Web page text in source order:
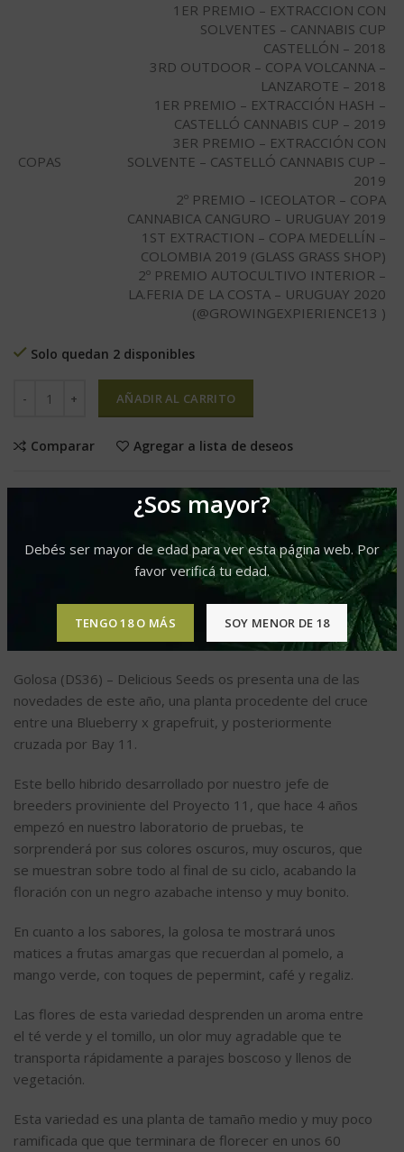
¿Sos mayor?
Debés ser mayor de edad para ver esta página web. Por
favor verificá tu edad.
TENGO 18 O MÁS SOY MENOR DE 18
COPAS
1ER PREMIO – EXTRACCION CON
SOLVENTES – CANNABIS CUP
CASTELLÓN – 2018
3RD OUTDOOR – COPA VOLCANNA –
LANZAROTE – 2018
1ER PREMIO – EXTRACCIÓN HASH –
CASTELLÓ CANNABIS CUP – 2019
3ER PREMIO – EXTRACCIÓN CON
SOLVENTE – CASTELLÓ CANNABIS CUP –
2019
2º PREMIO – ICEOLATOR – COPA
CANNABICA CANGURO – URUGUAY 2019
1ST EXTRACTION – COPA MEDELLÍN –
COLOMBIA 2019 (GLASS GRASS SHOP)
2º PREMIO AUTOCULTIVO INTERIOR –
LA.FERIA DE LA COSTA – URUGUAY 2020
(@GROWINGEXPIERIENCE13 )
Solo quedan 2 disponibles
AÑADIR AL CARRITO
Comparar Agregar a lista de deseos
Predominancia Indica
Sabor Afrutado, Sabor Dulce
DESCRIPCIÓN
Golosa (DS36) – Delicious Seeds os presenta una de las
novedades de este año, una planta procedente del cruce
entre una Blueberry x grapefruit, y posteriormente
cruzada por Bay 11.
Este bello hibrido desarrollado por nuestro jefe de
breeders proviniente del Proyecto 11, que hace 4 años
empezó en nuestro laboratorio de pruebas, te
sorprenderá por sus colores oscuros, muy oscuros, que
se muestran sobre todo al final de su ciclo, acabando la
floración con un negro azabache intenso y muy bonito.
En cuanto a los sabores, la golosa te mostrará unos
matices a frutas amargas que recuerdan al pomelo, a
mango verde, con toques de pepermint, café y regaliz.
Las flores de esta variedad desprenden un aroma entre
el té verde y el tomillo, un olor muy agradable que te
transporta rápidamente a parajes boscoso y llenos de
vegetación.
Esta variedad es una planta de tamaño medio y muy poco
ramificada que que terminara de florecer en unos 60